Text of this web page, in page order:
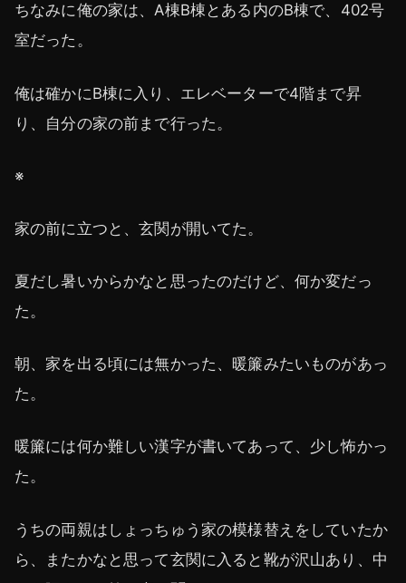
ちなみに俺の家は、A棟B棟とある内のB棟で、402号
室だった。
俺は確かにB棟に入り、エレベーターで4階まで昇
り、自分の家の前まで行った。
※
家の前に立つと、玄関が開いてた。
夏だし暑いからかなと思ったのだけど、何か変だっ
た。
朝、家を出る頃には無かった、暖簾みたいものがあっ
た。
暖簾には何か難しい漢字が書いてあって、少し怖かっ
た。
うちの両親はしょっちゅう家の模様替えをしていたか
ら、またかなと思って玄関に入ると靴が沢山あり、中